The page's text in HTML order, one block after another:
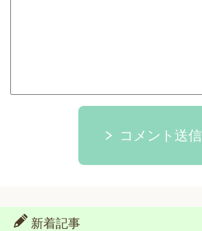
コメント送信
新着記事